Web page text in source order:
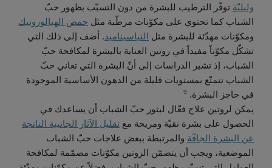
وليليّة توفّر الترطيب للبشرة من دون التسبّب بظهور حبّ
الشباب كما تحتوي على مكوّنات مرطّبة مثل حمض الهيالورونيك
ومكوّنات مهدّئة للبشرة مثل النياسيناميد. أضف إلى ذلك التي
تشكّل مكوّناً مفيداً في روتين العناية بالبشرة لمكافحة حبّ
الشباب، إذ تشير الدراسات إلى أنّ البشرة التي تعاني حبّ
الشباب تتمتّع بمستويات قليلة من الدهون الأساسية الموجودة
في حاجز البشرة. 9
يمكن لروتين علاج فعّال لبثور حبّ الشباب أن يساعدك في
الحصول على بشرة نقيّة ومريحة مع تقليل الآثار الجانبية الناتجة
عن البشرة الجافّة والمرتبطة ببعض علاجات حبّ الشباب
الموضعية، ويجب أن يتضمّن الروتين مكوّنات مصمّمة لمكافحة